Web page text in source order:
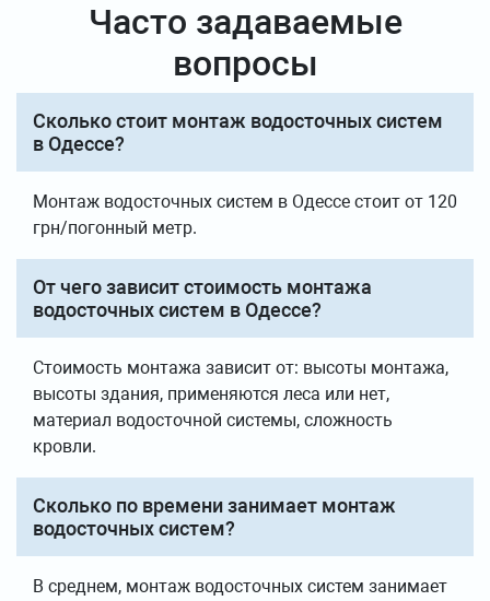
Часто задаваемые
вопросы
Сколько стоит монтаж водосточных систем
в Одессе?
Монтаж водосточных систем в Одессе стоит от 120
грн/погонный метр.
От чего зависит стоимость монтажа
водосточных систем в Одессе?
Стоимость монтажа зависит от: высоты монтажа,
высоты здания, применяются леса или нет,
материал водосточной системы, сложность
кровли.
Сколько по времени занимает монтаж
водосточных систем?
В среднем, монтаж водосточных систем занимает